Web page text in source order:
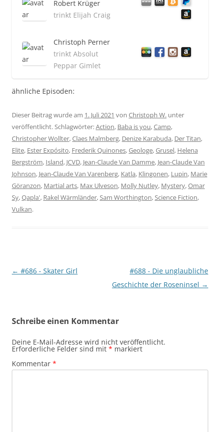
Robert Krüger
trinkt Elijah Craig
Christoph Perner
trinkt Absolut
Peppar Gimlet
ähnliche Episoden:
Dieser Beitrag wurde am 1. Juli 2021 von Christoph W. unter
veröffentlicht. Schlagwörter:Action, Baba is you,Camp,
Christopher Wollter,Claes Malmberg, Denize Karabuda, Der Titan,
Elite, Ester Expósito, Frederik Quinones,Geologe,Grusel, Helena
Bergström, Island, JCVD, Jean-Claude Van Damme, Jean-Claude Van
Johnson, Jean-Claude Van Varenberg, Katla, Klingonen, Lupin, Marie
Göranzon, Martial arts, Max Ulveson, Molly Nutley, Mystery,Omar
Sy,Qapla', Rakel Wärmländer,Sam Worthington,Science Fiction,
Vulkan.
Beitragsnavigation
← #686 - Skater Girl
#688 - Die unglaubliche
Geschichte der Roseninsel →
Schreibe einen Kommentar
Deine E-Mail-Adresse wird nicht veröffentlicht.
Erforderliche Felder sind mit * markiert
Kommentar *